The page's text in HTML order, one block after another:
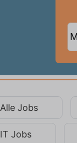
Alle Jobs
IT Jobs